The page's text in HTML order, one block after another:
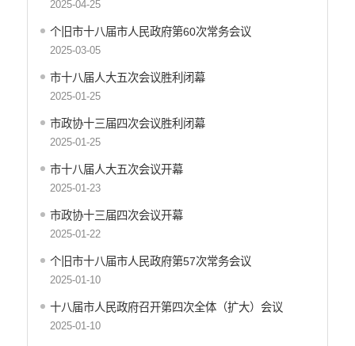
2025-04-25
个旧市十八届市人民政府第60次常务会议
2025-03-05
市十八届人大五次会议胜利闭幕
2025-01-25
市政协十三届四次会议胜利闭幕
2025-01-25
市十八届人大五次会议开幕
2025-01-23
市政协十三届四次会议开幕
2025-01-22
个旧市十八届市人民政府第57次常务会议
2025-01-10
十八届市人民政府召开第四次全体（扩大）会议
2025-01-10